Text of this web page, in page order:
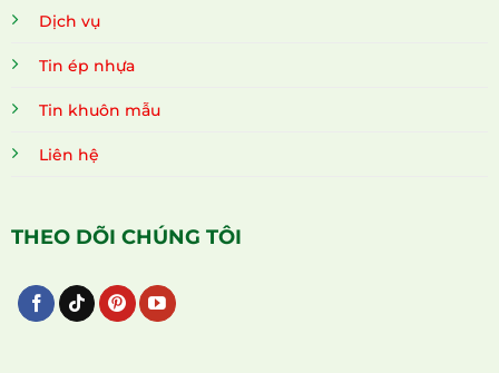
Dịch vụ
Tin ép nhựa
Tin khuôn mẫu
Liên hệ
THEO DÕI CHÚNG TÔI